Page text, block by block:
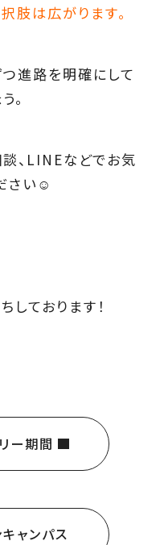
肢は広がります。
つ進路を明確にして
。
、LINEなどでお気
さい☺
しております！
ー期間
ャンパス